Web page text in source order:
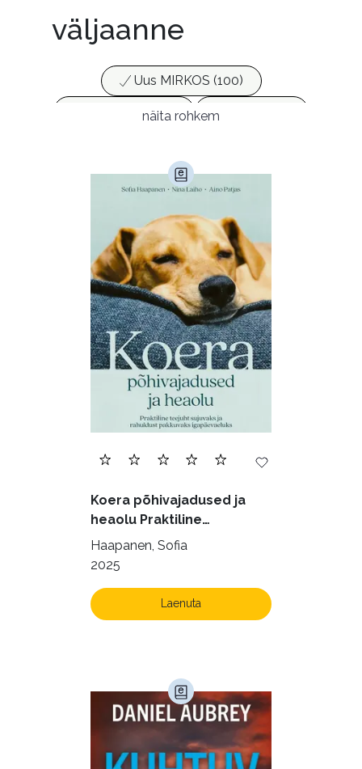
daval, siis laenutasin. Väga meeldis!
Omapärane, mõtteid tekitav.
väljaanne
Uus MIRKOS (100)
Populaarsed (25)
Ajakirjad (17)
Armastusromaanid (291)
Biograafiad (228)
Eesti kirjandus (1773)
Ettevõtlus (30)
Filoloogia (121)
Filosoofia (145)
Geograafia (65)
Haridus (20)
Ilukirjandus (4256)
Krimi ja põnevik (1288)
Kultuur ja teadus (45)
Kunst ja looming (86)
Laste- ja noortekirjandus (581)
Maamajandus (24)
Majandus (34)
Perioodika (15)
Psühholoogia (183)
näita rohkem
Koera põhivajadused ja
heaolu Praktiline
käsiraamat sujuvaks ja
rahuldust pakkuvaks
Haapanen, Sofia
2025
Laenuta